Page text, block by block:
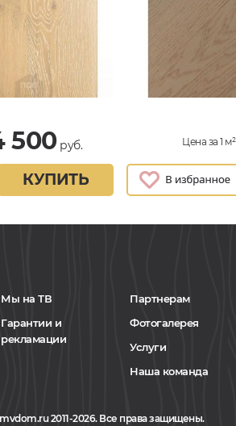
500руб.
КУПИТЬ
Цена за 1 м²
Мы на ТВ
Гарантии и
рекламации
Партнерам
Фотогалерея
Услуги
Наша команда
2011-2026. Все права защищены.